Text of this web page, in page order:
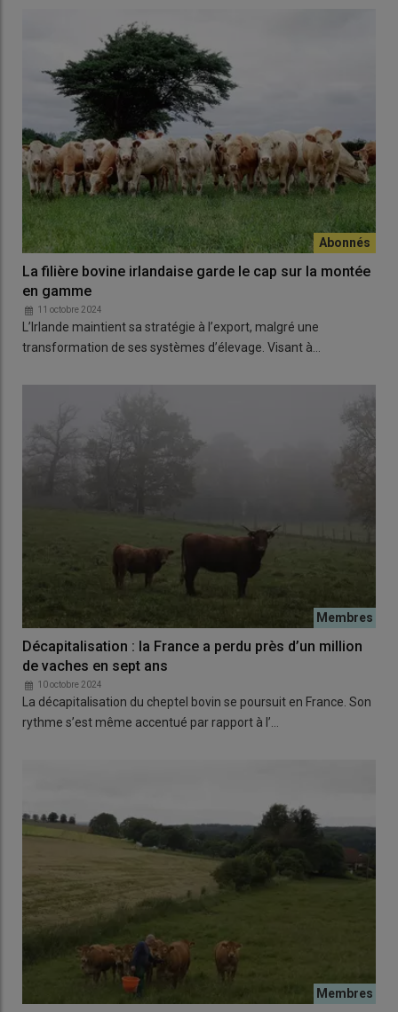
La filière bovine irlandaise garde le cap sur la montée
en gamme
11 octobre 2024
L’Irlande maintient sa stratégie à l’export, malgré une
transformation de ses systèmes d’élevage. Visant à…
Décapitalisation : la France a perdu près d’un million
de vaches en sept ans
10 octobre 2024
La décapitalisation du cheptel bovin se poursuit en France. Son
rythme s’est même accentué par rapport à l’…